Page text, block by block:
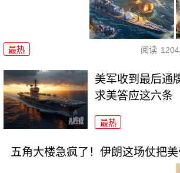
最热 阅读
美军收到最后通
求美答应这六条
最热
五角大楼急疯了！伊朗这场仗把美